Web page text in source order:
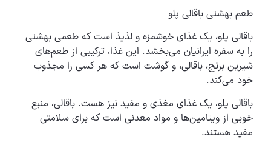
طعم بهشتی باقالی پلو
باقالی پلو، یک غذای خوشمزه و لذیذ است که طعمی بهشتی
را به سفره ایرانیان می‌بخشد. این غذا، ترکیبی از طعم‌های
شیرین برنج، باقالی، و گوشت است که هر کسی را مجذوب
خود می‌کند.
باقالی پلو، یک غذای مغذی و مفید نیز هست. باقالی، منبع
خوبی از ویتامین‌ها و مواد معدنی است که برای سلامتی
مفید هستند.